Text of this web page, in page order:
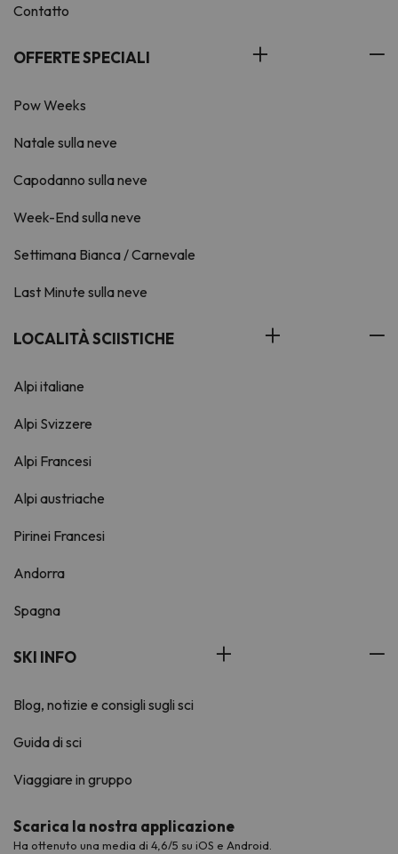
Contatto
OFFERTE SPECIALI
Pow Weeks
Natale sulla neve
Capodanno sulla neve
Week-End sulla neve
Settimana Bianca / Carnevale
Last Minute sulla neve
LOCALITÀ SCIISTICHE
Alpi italiane
Alpi Svizzere
Alpi Francesi
Alpi austriache
Pirinei Francesi
Andorra
Spagna
SKI INFO
Blog, notizie e consigli sugli sci
Guida di sci
Viaggiare in gruppo
Scarica la nostra applicazione
Ha ottenuto una media di 4,6/5 su iOS e Android.